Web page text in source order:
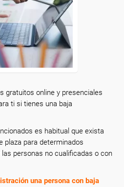
gratuitos online y presenciales
ti si tienes una baja
es habitual que exista
plaza para determinados
personas no cualificadas o con
una persona con baja